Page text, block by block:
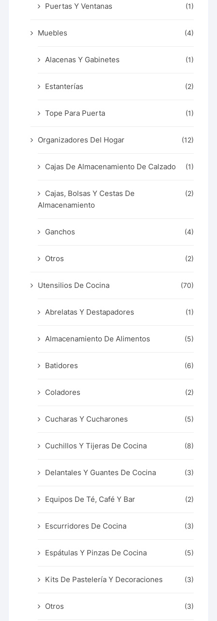
Puertas Y Ventanas (1)
Muebles (4)
Alacenas Y Gabinetes (1)
Estanterías (2)
Tope Para Puerta (1)
Organizadores Del Hogar (12)
Cajas De Almacenamiento De Calzado (1)
Cajas, Bolsas Y Cestas De
Almacenamiento
(2)
Ganchos (4)
Otros (2)
Utensilios De Cocina (70)
Abrelatas Y Destapadores (1)
Almacenamiento De Alimentos (5)
Batidores (6)
Coladores (2)
Cucharas Y Cucharones (5)
Cuchillos Y Tijeras De Cocina (8)
Delantales Y Guantes De Cocina (3)
Equipos De Té, Café Y Bar (2)
Escurridores De Cocina (3)
Espátulas Y Pinzas De Cocina (5)
Kits De Pastelería Y Decoraciones (3)
Otros (3)